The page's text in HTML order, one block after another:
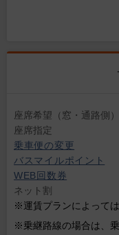
座席希望（窓・通路側）
座席指定
乗車便の変更
バスマイルポイント
WEB回数券
ネット割
※運賃プランによって
※乗継路線の場合は、